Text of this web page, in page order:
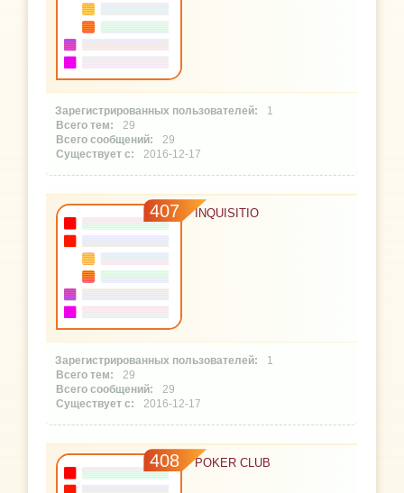
1
29
29
2016-12-17
407 INQUISITIO
1
29
29
2016-12-17
408 POKER CLUB